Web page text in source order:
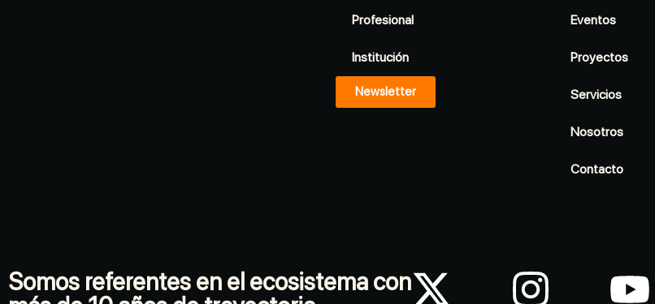
Profesional
Institución
Newsletter
Eventos
Proyectos
Servicios
Nosotros
Contacto
Somos referentes en el ecosistema con